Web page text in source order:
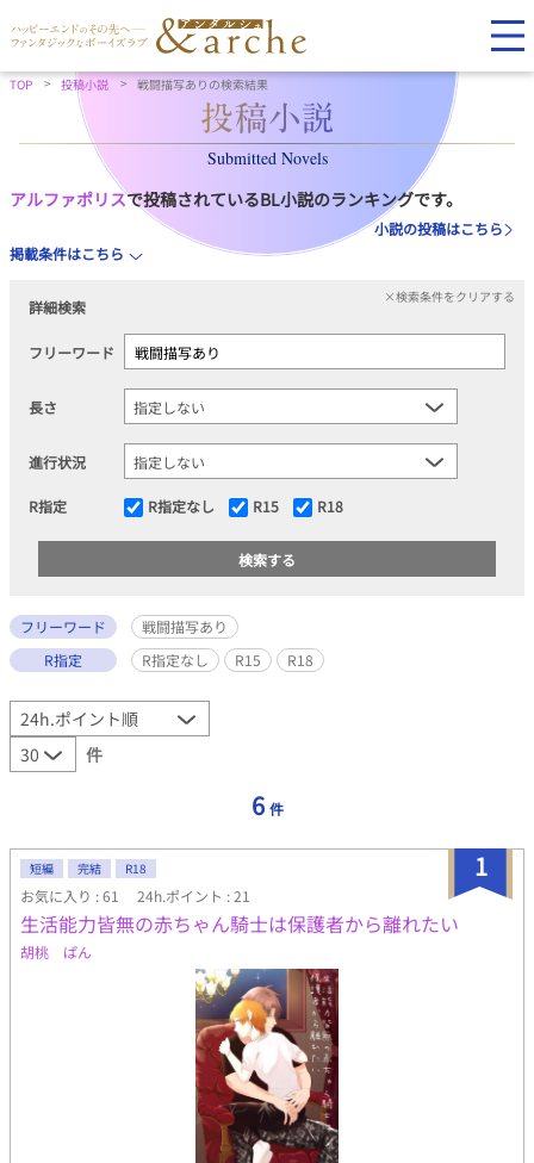
TOP 投稿小説 戦闘描写ありの検索結果
Submitted Novels
アルファポリスで投稿されているBL小説のランキングです。
小説の投稿はこちら
掲載条件はこちら
詳細検索
×検索条件をクリアする
フリーワード
長さ
進行状況
R指定 R指定なし R15 R18
フリーワード
戦闘描写あり
R指定
R指定なし R15 R18
件
6 件
1
短編 完結 R18
お気に入り : 61 24h.ポイント : 21
生活能力皆無の赤ちゃん騎士は保護者から離れたい
胡桃 ぱん